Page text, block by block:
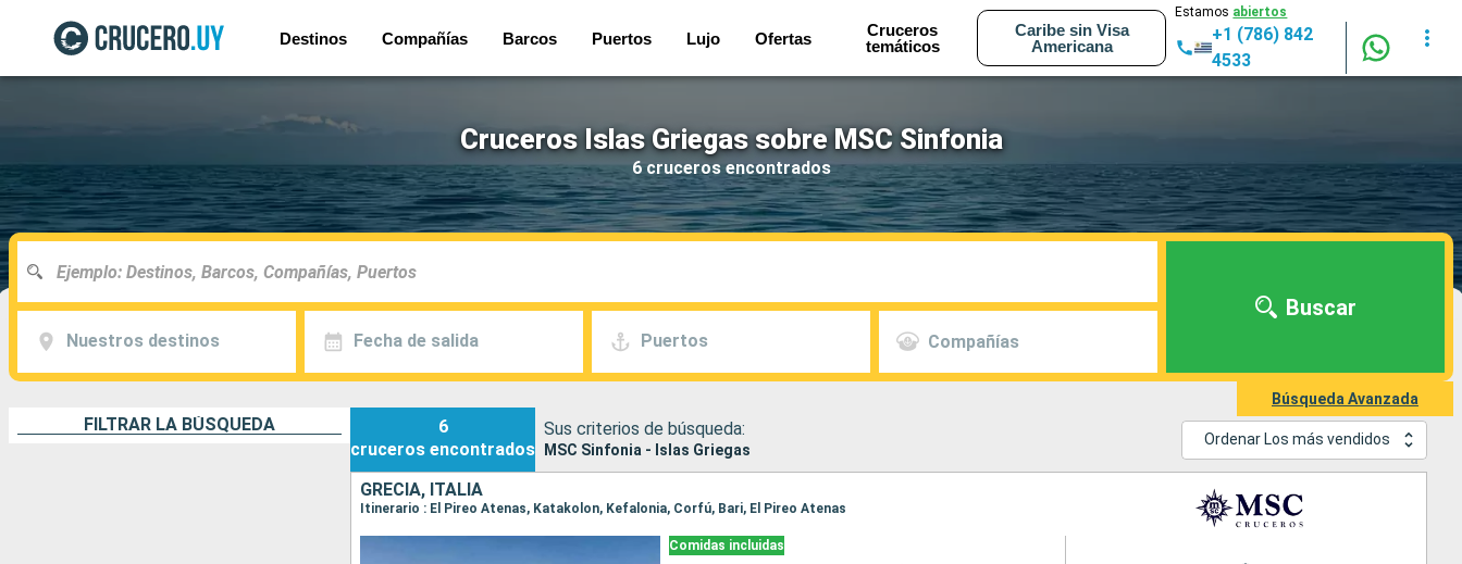
Destinos Compañías Barcos Puertos Lujo Ofertas
Cruceros
temáticos
Caribe sin Visa
Americana
Estamos abiertos
+1 (786) 842
4533
Cruceros Islas Griegas sobre MSC Sinfonia
6 cruceros encontrados
Nuestros destinos Fecha de salida Puertos Compañías
Buscar
Búsqueda Avanzada
FILTRAR LA BÚSQUEDA
6
cruceros encontrados
Sus criterios de búsqueda:
MSC Sinfonia - Islas Griegas
Ordenar Los más vendidos
GRECIA, ITALIA
Itinerario : El Pireo Atenas, Katakolon, Kefalonia, Corfú, Bari, El Pireo Atenas
Comidas incluidas